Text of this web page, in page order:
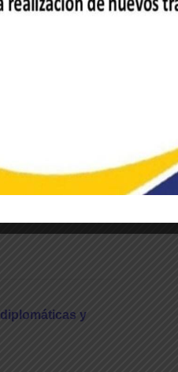
del 205.º
reanudación
del
y